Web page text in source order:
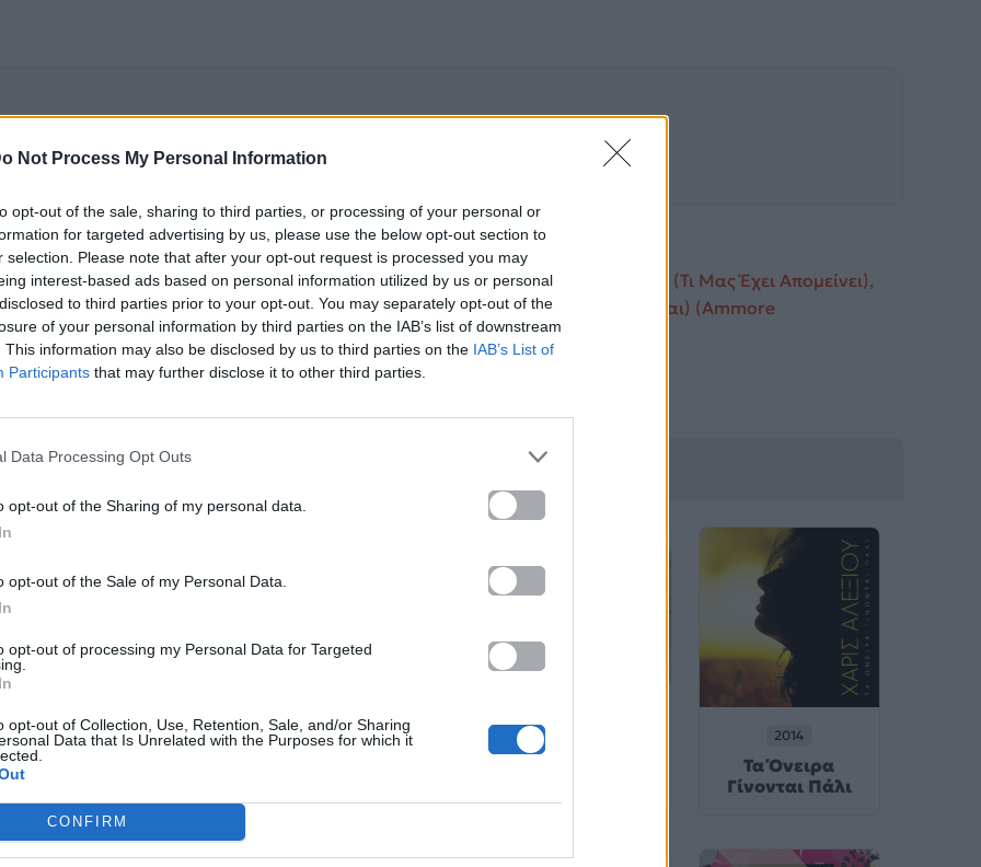
Not Process My Personal Information
opt-out of the sale, sharing to third parties, or processing of your personal or
for targeted advertising by us, please use the below opt-out section to
selection. Please note that after your opt-out request is processed you may
interest-based ads based on personal information utilized by us or personal
to third parties prior to your opt-out. You may separately opt-out of the
of your personal information by third parties on the IAB’s list of downstream
This information may also be disclosed by us to third parties on the IAB’s List of
Participants that may further disclose it to other third parties.
Data Processing Opt Outs
opt-out of the Sharing of my personal data.
opt-out of the Sale of my Personal Data.
opt-out of processing my Personal Data for Targeted
opt-out of Collection, Use, Retention, Sale, and/or Sharing
Data that Is Unrelated with the Purposes for which it
CONFIRM
(2009). Μουσικά κινείται στο ύφος Pop, Folk, World, & Country.
Γελώ (De Ushuaia A La Quiuca), Πώς να πω πως δεν σ' αγάπησα Το Μυστικό (Τι Μας Έχει Απομείνει),
,Κάνω Ό,τι Μπορώ,Κρυμμένη Αγάπη (Η Αγάπη Θα Σε Βρει Όπου Και Να 'Σαι) (Ammore
Quiuca)
Άλλα Άλμπουμ του Καλλιτέχνη
2023
2014
Τα Όνειρα
Γίνονται Πάλι